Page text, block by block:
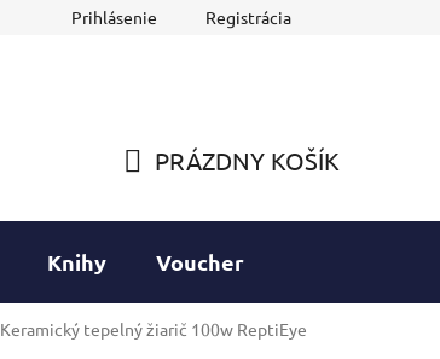
Prihlásenie Registrácia
KOŠÍK
PRÁZDNY KOŠÍK
Knihy Voucher
Keramický tepelný žiarič 100w ReptiEye